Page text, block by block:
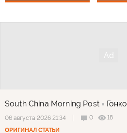
South China Morning Post
06 августа 2026 21:34 0
18
ОРИГИНАЛ СТАТЬИ